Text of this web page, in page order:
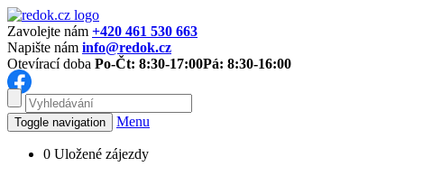
Zavolejte nám +420 461 530 663
Napište nám info@redok.cz
Otevírací doba Po-Čt: 8:30-17:00Pá: 8:30-16:00
Toggle navigation Menu
0 Uložené zájezdy